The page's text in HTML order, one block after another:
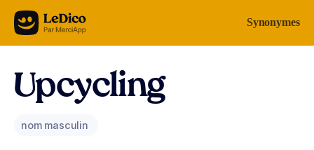
Aller au contenu Synonymes
Upcycling
nom masculin